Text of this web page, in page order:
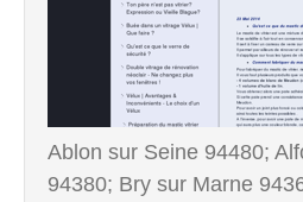
Ablon sur Seine 94480;
94380; Bry sur Marne